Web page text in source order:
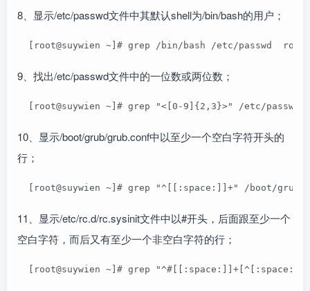
8、显示/etc/passwd文件中其默认shell为/bin/bash的用户；
[root@suywien ~]# grep /bin/bash /etc/passwd
9、找出/etc/passwd文件中的一位数或两位数；
[root@suywien ~]# grep "<[0-9]{2,3}>" /etc/passwd
10、显示/boot/grub/grub.conf中以至少一个空白字符开头的
行；
[root@suywien ~]# grep "^[[:space:]]+" /boot/
11、显示/etc/rc.d/rc.sysinit文件中以#开头，后面跟至少一个
空白字符，而后又有至少一个非空白字符的行；
[root@suywien ~]# grep